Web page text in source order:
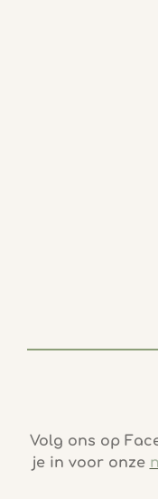
Volg ons op
je in voor onze